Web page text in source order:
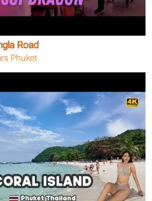
Road
Phuket